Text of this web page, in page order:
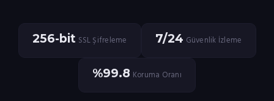
256-bit SSL Şifreleme 7/24 Güvenlik İzleme
%99.8 Koruma Oranı